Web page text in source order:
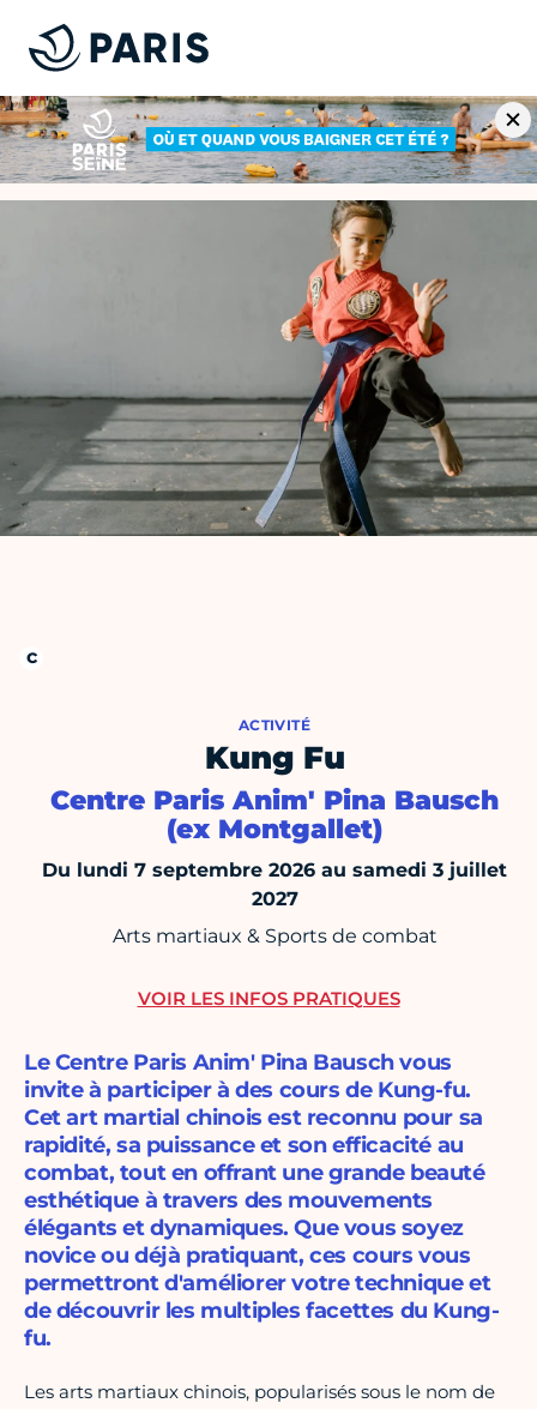
ACTIVITÉ
Kung Fu
Centre Paris Anim' Pina Bausch
(ex Montgallet)
Du lundi 7 septembre 2026 au samedi 3 juillet
2027
Arts martiaux & Sports de combat
Le Centre Paris Anim' Pina Bausch vous
invite à participer à des cours de Kung-fu.
Cet art martial chinois est reconnu pour sa
rapidité, sa puissance et son efficacité au
combat, tout en offrant une grande beauté
esthétique à travers des mouvements
élégants et dynamiques. Que vous soyez
novice ou déjà pratiquant, ces cours vous
permettront d'améliorer votre technique et
de découvrir les multiples facettes du Kung-
fu.
Les arts martiaux chinois, popularisés sous le nom de
VOIR LES INFOS PRATIQUES